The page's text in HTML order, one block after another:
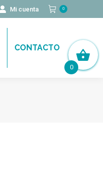
Mi cuenta 0
CONTACTO
0